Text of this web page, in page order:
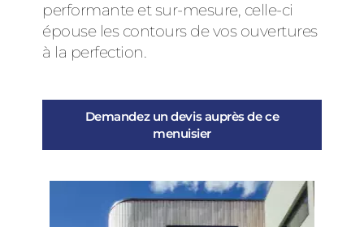
performante et sur-mesure, celle-ci
épouse les contours de vos ouvertures
à la perfection.
Demandez un devis auprès de ce
menuisier